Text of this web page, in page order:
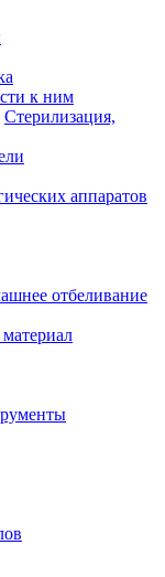
к ним
Стерилизация,
аппаратов
отбеливание